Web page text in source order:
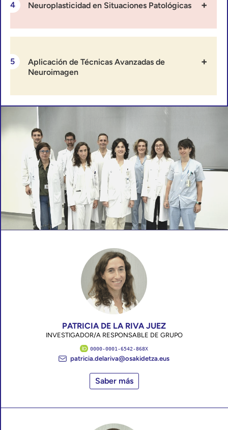
Neuroplasticidad en Situaciones Patológicas
Aplicación de Técnicas Avanzadas de
Neuroimagen
PATRICIA DE LA RIVA JUEZ
INVESTIGADOR/A RESPONSABLE DE GRUPO
0000-0001-6542-868X
patricia.delariva@osakidetza.eus
Saber más